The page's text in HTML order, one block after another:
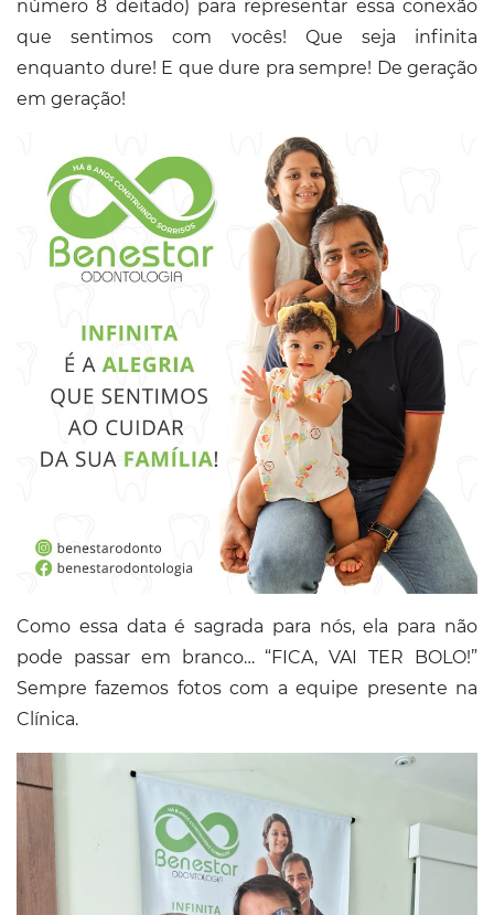
número 8 deitado) para representar essa conexão
que sentimos com vocês! Que seja infinita
enquanto dure! E que dure pra sempre! De geração
em geração!
Como essa data é sagrada para nós, ela para não
pode passar em branco… “FICA, VAI TER BOLO!”
Sempre fazemos fotos com a equipe presente na
Clínica.